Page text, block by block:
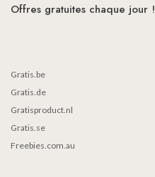
Offres gratuites chaque jour !
Gratis.be
Gratis.de
Gratisproduct.nl
Gratis.se
Freebies.com.au